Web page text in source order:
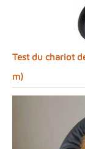
Test du chariot
m)